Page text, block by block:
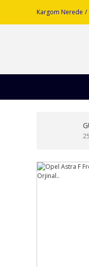
Kargom Nerede